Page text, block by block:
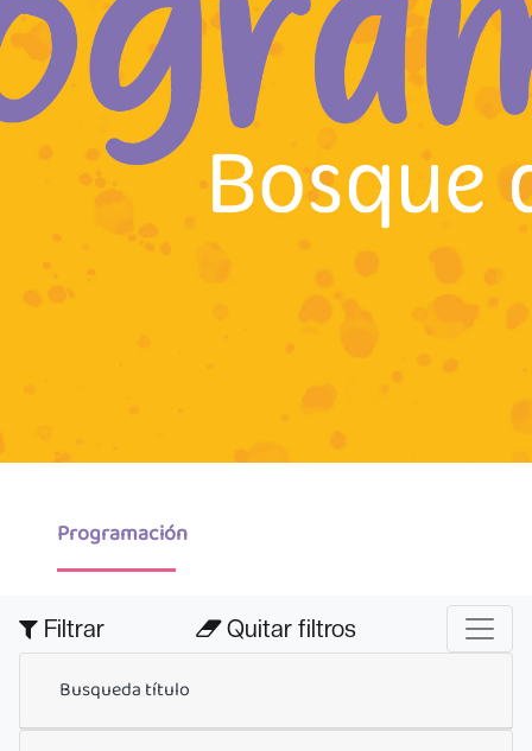
Programación
Filtrar Quitar filtros
Busqueda título